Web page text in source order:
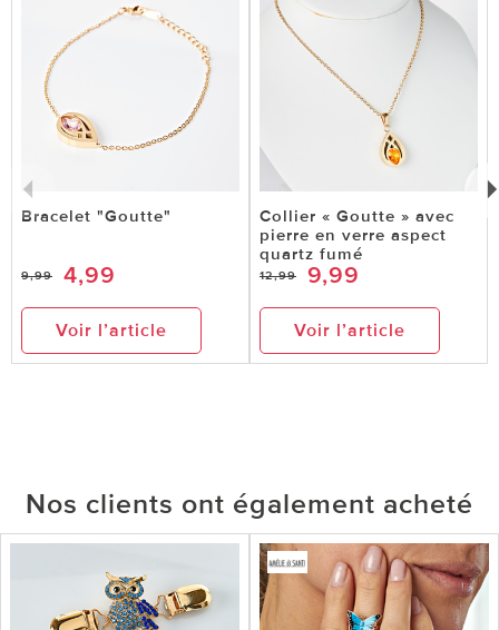
Bracelet "Goutte"
9,99 4,99
Voir l’article
Collier « Goutte » avec
pierre en verre aspect
quartz fumé
12,99 9,99
Voir l’article
Nos clients ont également acheté